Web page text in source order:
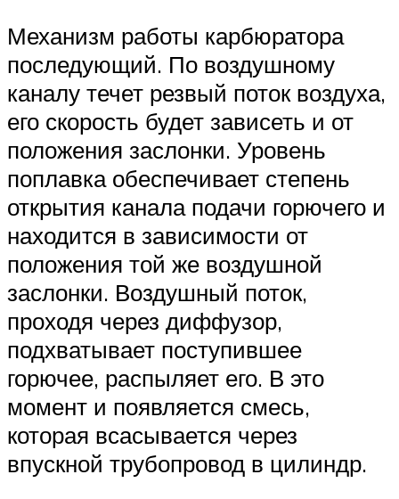
Механизм работы карбюратора
последующий. По воздушному
каналу течет резвый поток воздуха,
его скорость будет зависеть и от
положения заслонки. Уровень
поплавка обеспечивает степень
открытия канала подачи горючего и
находится в зависимости от
положения той же воздушной
заслонки. Воздушный поток,
проходя через диффузор,
подхватывает поступившее
горючее, распыляет его. В это
момент и появляется смесь,
которая всасывается через
впускной трубопровод в цилиндр.